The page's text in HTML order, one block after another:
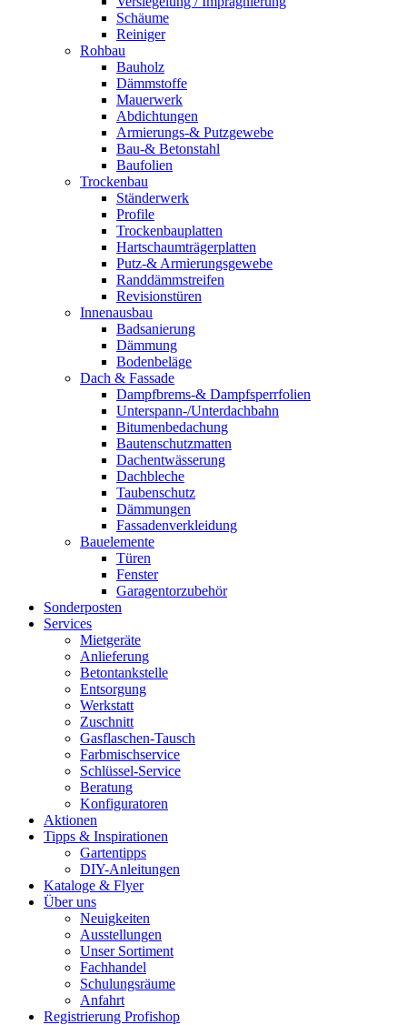
Schäume
Reiniger
Rohbau
Bauholz
Dämmstoffe
Mauerwerk
Abdichtungen
Armierungs-& Putzgewebe
Bau-& Betonstahl
Baufolien
Trockenbau
Ständerwerk
Profile
Trockenbauplatten
Hartschaumträgerplatten
Putz-& Armierungsgewebe
Randdämmstreifen
Revisionstüren
Innenausbau
Badsanierung
Dämmung
Bodenbeläge
Dach & Fassade
Dampfbrems-& Dampfsperrfolien
Unterspann-/Unterdachbahn
Bitumenbedachung
Bautenschutzmatten
Dachentwässerung
Dachbleche
Taubenschutz
Dämmungen
Fassadenverkleidung
Bauelemente
Türen
Fenster
Garagentorzubehör
Sonderposten
Services
Mietgeräte
Anlieferung
Betontankstelle
Entsorgung
Werkstatt
Zuschnitt
Gasflaschen-Tausch
Farbmischservice
Schlüssel-Service
Beratung
Konfiguratoren
Aktionen
Tipps & Inspirationen
Gartentipps
DIY-Anleitungen
Kataloge & Flyer
Über uns
Neuigkeiten
Ausstellungen
Unser Sortiment
Fachhandel
Schulungsräume
Anfahrt
Registrierung Profishop